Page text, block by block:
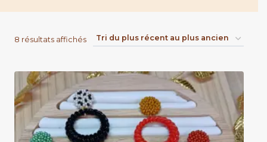
8 résultats affichésTrié
plus
récent
au
plus